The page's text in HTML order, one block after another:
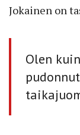
Jokainen on
Olen